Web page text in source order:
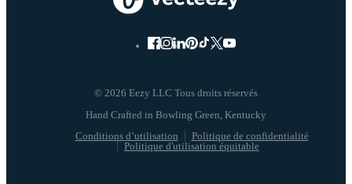
© 2026 Eezy LLC Tous droits réservés
Conditions d’utilisation
Politique de confidentialité
Politique d'utilisation équitable